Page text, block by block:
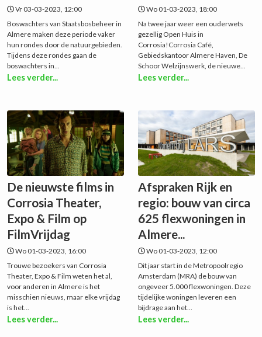
Vr 03-03-2023, 12:00
Boswachters van Staatsbosbeheer in
Almere maken deze periode vaker
hun rondes door de natuurgebieden.
Tijdens deze rondes gaan de
boswachters in...
Lees verder...
Wo 01-03-2023, 18:00
Na twee jaar weer een ouderwets
gezellig Open Huis in
Corrosia!Corrosia Café,
Gebiedskantoor Almere Haven, De
Schoor Welzijnswerk, de nieuwe...
Lees verder...
De nieuwste films in
Corrosia Theater,
Expo & Film op
FilmVrijdag
Wo 01-03-2023, 16:00
Trouwe bezoekers van Corrosia
Theater, Expo & Film weten het al,
voor anderen in Almere is het
misschien nieuws, maar elke vrijdag
is het...
Lees verder...
Afspraken Rijk en
regio: bouw van circa
625 flexwoningen in
Almere...
Wo 01-03-2023, 12:00
Dit jaar start in de Metropoolregio
Amsterdam (MRA) de bouw van
ongeveer 5.000 flexwoningen. Deze
tijdelijke woningen leveren een
bijdrage aan het...
Lees verder...